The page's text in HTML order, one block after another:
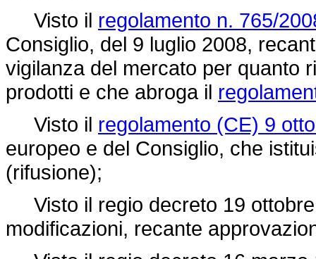
Visto il regolamento n. 765/
Consiglio, del 9 luglio 2008,
vigilanza del mercato per quanto
prodotti e che abroga il
Visto il regolamento (CE) 9
europeo e del Consiglio, che
(rifusione);
Visto il regio decreto 19
modificazioni, recante